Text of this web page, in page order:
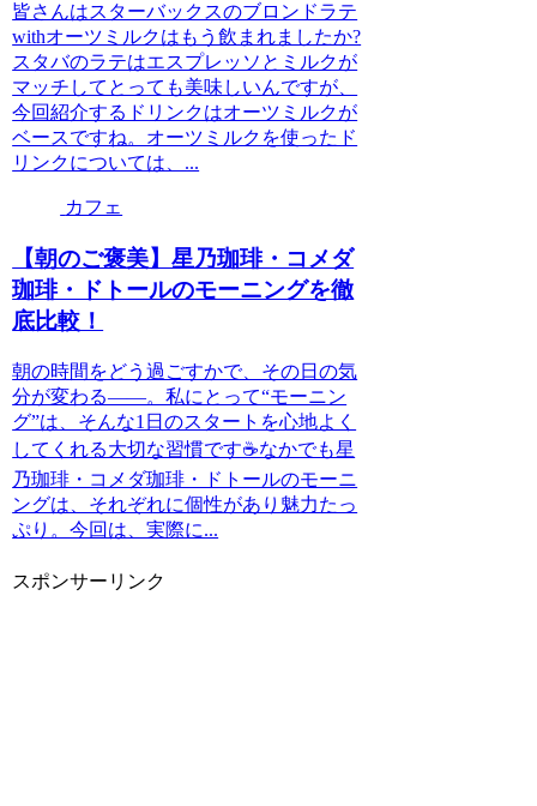
皆さんはスターバックスのブロンドラテ
withオーツミルクはもう飲まれましたか?
スタバのラテはエスプレッソとミルクが
マッチしてとっても美味しいんですが、
今回紹介するドリンクはオーツミルクが
ベースですね。オーツミルクを使ったド
リンクについては、...
カフェ
【朝のご褒美】星乃珈琲・コメダ
珈琲・ドトールのモーニングを徹
底比較！
朝の時間をどう過ごすかで、その日の気
分が変わる——。私にとって“モーニン
グ”は、そんな1日のスタートを心地よく
してくれる大切な習慣です☕️なかでも星
乃珈琲・コメダ珈琲・ドトールのモーニ
ングは、それぞれに個性があり魅力たっ
ぷり。今回は、実際に...
スポンサーリンク